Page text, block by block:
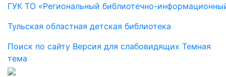
ГУК ТО «Региональный библиотечно-
Тульская областная детская библиотека
Поиск по сайту Версия для слабовидящих Темная
тема